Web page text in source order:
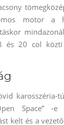
motor a
és 20 col
karosszéria-
kelt és a